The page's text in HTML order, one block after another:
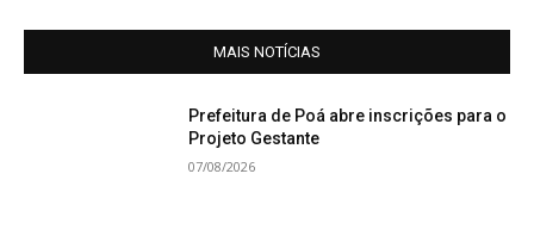
MAIS NOTÍCIAS
Prefeitura de Poá abre inscrições para o
Projeto Gestante
07/08/2026